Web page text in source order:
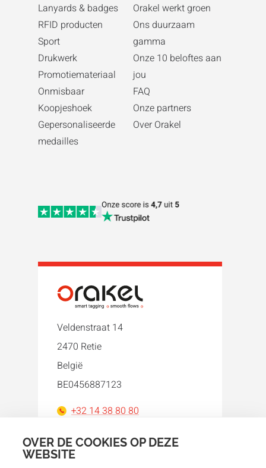
OVER DE COOKIES OP DEZE
WEBSITE
Lanyards & badges
RFID producten
Sport
Drukwerk
Promotiemateriaal
Onmisbaar
Koopjeshoek
Gepersonaliseerde
medailles
Orakel werkt groen
Ons duurzaam
gamma
Onze 10 beloftes aan
jou
FAQ
Onze partners
Over Orakel
Veldenstraat 14
2470 Retie
België
BE0456887123
+32 14 38 80 80
Facebook